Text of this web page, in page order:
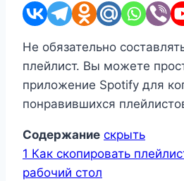
Не обязательно
плейлист. Вы можете
приложение Spotify для
понравившихся
Содержание скрыть
1 Как скопировать
рабочий стол